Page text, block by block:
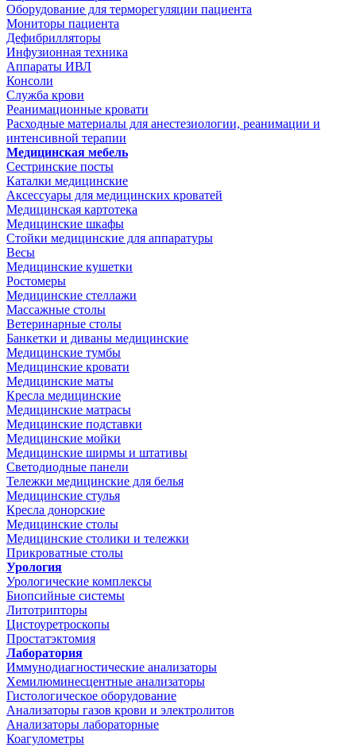
Оборудование для терморегуляции пациента
Мониторы пациента
Дефибрилляторы
Инфузионная техника
Аппараты ИВЛ
Консоли
Служба крови
Реанимационные кровати
Расходные материалы для анестезиологии, реанимации и
интенсивной терапии
Медицинская мебель
Сестринские посты
Каталки медицинские
Аксессуары для медицинских кроватей
Медицинская картотека
Медицинские шкафы
Стойки медицинские для аппаратуры
Весы
Медицинские кушетки
Ростомеры
Медицинские стеллажи
Массажные столы
Ветеринарные столы
Банкетки и диваны медицинские
Медицинские тумбы
Медицинские кровати
Медицинские маты
Кресла медицинские
Медицинские матрасы
Медицинские подставки
Медицинские мойки
Медицинские ширмы и штативы
Светодиодные панели
Тележки медицинские для белья
Медицинские стулья
Кресла донорские
Медицинские столы
Медицинские столики и тележки
Прикроватные столы
Урология
Урологические комплексы
Биопсийные системы
Литотрипторы
Цистоуретроскопы
Простатэктомия
Лаборатория
Иммунодиагностические анализаторы
Хемилюминесцентные анализаторы
Гистологическое оборудование
Анализаторы газов крови и электролитов
Анализаторы лабораторные
Коагулометры